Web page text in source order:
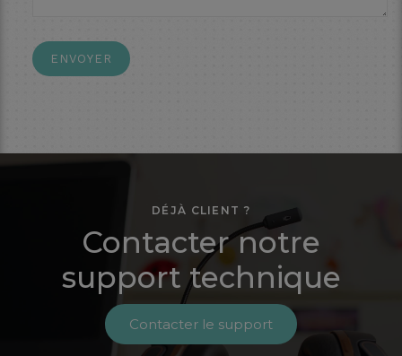
DÉJÀ CLIENT ?
Contacter notre
support technique
Contacter le support